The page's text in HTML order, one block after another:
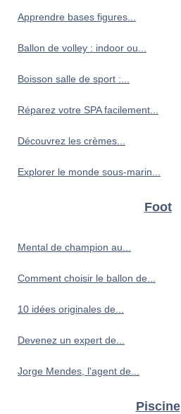
Apprendre bases figures...
Ballon de volley : indoor ou...
Boisson salle de sport :...
Réparez votre SPA facilement...
Découvrez les crèmes...
Explorer le monde sous-marin...
Foot
Mental de champion au...
Comment choisir le ballon de...
10 idées originales de...
Devenez un expert de...
Jorge Mendes, l'agent de...
Piscine